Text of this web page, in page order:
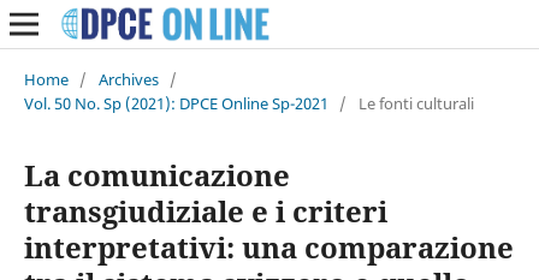
Home / Archives /
Vol. 50 No. Sp (2021): DPCE Online Sp-2021
/ Le fonti culturali
La comunicazione
transgiudiziale e i criteri
interpretativi: una comparazione